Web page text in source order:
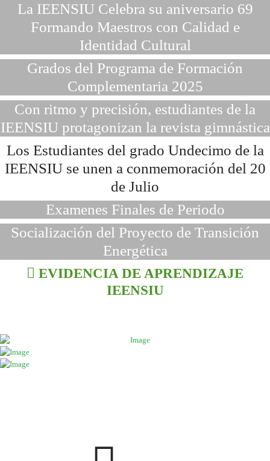
La IEENSIU Celebra su aniversario 69
Formando Maestros con Calidad e
Identidad Cultural
Grados del Programa de Formación
Complementaria 2025
Con ritmo y precisión, estudiantes de la
IEENSIU protagonizan la revista gimnástica
Los Estudiantes del grado Undecimo de la
IEENSIU se unen a conmemoración del 20
de Julio
Examenes Finales de Periodo
Socialización del Proyecto de Transición
Energética
EVIDENCIA DE APRENDIZAJE
IEENSIU